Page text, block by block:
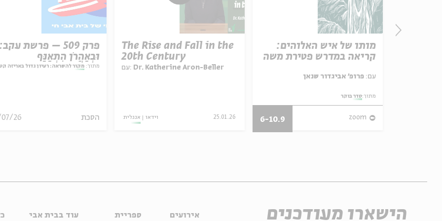
פרק 509 – פרשת עקב:
וּבְאַהֲרֹן הִתְאַנַּף
מתוך: מקור להשראה: רעיון גדול באריזה
הסכת 26
The Rise and Fall in the
20th Century
עם: Dr. Katherine Aron-Beller
אנגלית וידאו 25.01.26
מותו של איש האלוהים:
קריאה במדרש פטירת משה
עם:
מתוך:סדר בוקר
zoom
6-10.9
הישארו מעודכנים אירועים ספריית עוד בבית אבי